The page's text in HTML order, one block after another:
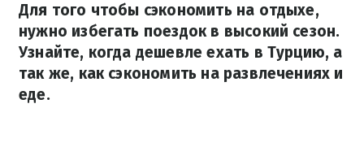
Для того чтобы сэкономить на отдыхе,
нужно избегать поездок в высокий сезон.
Узнайте, когда дешевле ехать в Турцию, а
так же, как сэкономить на развлечениях и
еде.